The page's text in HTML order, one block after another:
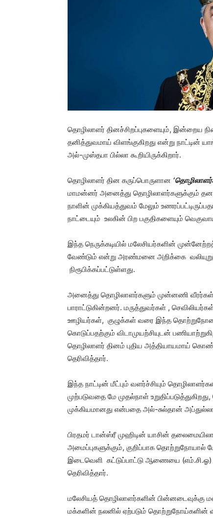
தொழிலாளர் தினச்சிறப்புகளையும், இன்றைய
தனித்துவமாய் விளங்குகிறது என்று நாட்டின்
அல்-முஸ்தபா பில்லா கூறியிருக்கிறார்.
தொழிலாளர் தின கருப்பொருளான ‘
மாமன்னர் அனைத்து தொழிலாளர்களுக்கும்
நாளின் முக்கியத்துவம் மேலும்
நாட்டையும் உலகின் பிற பகுதிகளையும் வெகுவாய்
இந்த நெருக்கடியில் மலேசியர்களின்
வேண்டும் என்று அரண்மனை அறிக்கை
நிரூபிக்கப்பட்டுள்ளது.
அனைத்து தொழிலாளர்களும் முன்னணி வீரர்கள்
பாராட்டுகின்றனர். மருத்துவர்கள் ,
ஊழியர்கள், குழுக்கள் வரை இந்த தொற்றுநோயை
கொடுப்பதற்கும் விடாமுயற்சியுடன்
தொழிலாளர் தினம் புதிய அத்தியாயமாய்
தெரிவித்தார்.
இந்த நாட்டின் மீட்பும் வளர்ச்சியும்
முற்படுவதை மே முதல்நாள்
முக்கியமானது என்பதை அல்-சுல்தான்
பிரதமர் டான்ஸ்ரீ முஹிடின் யாசின்
அமைப்புகளுக்கும், குறிப்பாக தொற்றுநோயால்
இடைவெளி கட்டுப்பாட்டு ஆணையை (எம்.சி.ஓ)
தெரிவித்தார்.
மலேசியத் தொழிலாளர்களின் பின்னடைவுக்கு
மக்களின் நலனில் ஏற்படும் தொற்றுநோய்களின்